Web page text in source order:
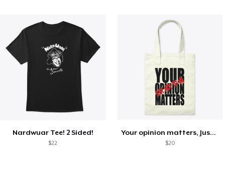
Nardwuar Tee! 2 Sided!
$22
Your opinion matters, Just not to me!
$20